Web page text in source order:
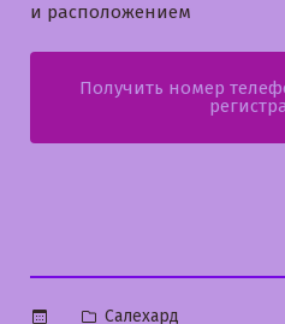
и расположением
Получить номер
Опубликовано
Салехард